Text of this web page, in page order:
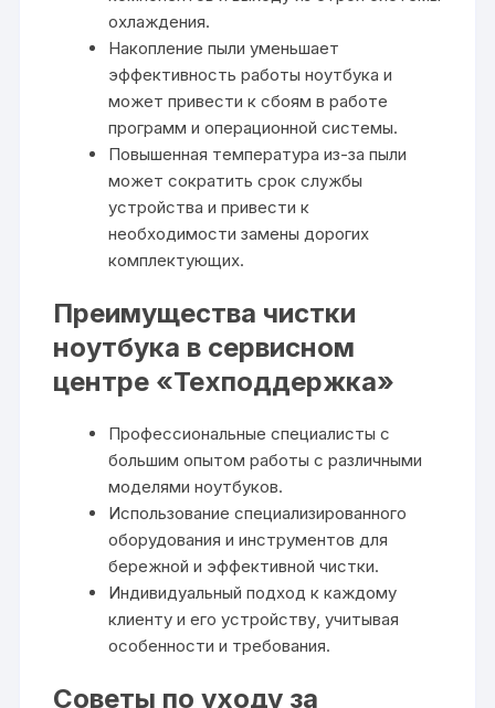
охлаждения.
Накопление пыли уменьшает
эффективность работы ноутбука и
может привести к сбоям в работе
программ и операционной системы.
Повышенная температура из-за пыли
может сократить срок службы
устройства и привести к
необходимости замены дорогих
комплектующих.
Преимущества чистки
ноутбука в сервисном
центре «Техподдержка»
Профессиональные специалисты с
большим опытом работы с различными
моделями ноутбуков.
Использование специализированного
оборудования и инструментов для
бережной и эффективной чистки.
Индивидуальный подход к каждому
клиенту и его устройству, учитывая
особенности и требования.
Советы по уходу за